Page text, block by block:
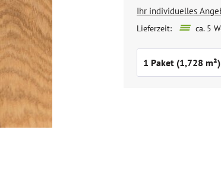
Ihr individuelles
Lieferzeit: ca. 5